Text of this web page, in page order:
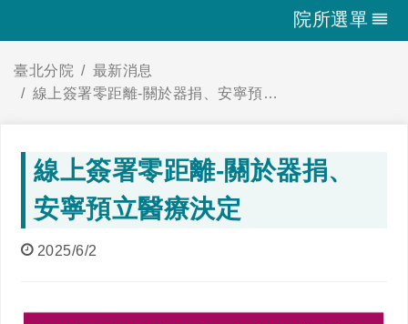
院所選單
臺北分院
最新消息
線上簽署零距離-關於器捐、安寧預立醫療決定
線上簽署零距離-關於器捐、
安寧預立醫療決定
2025/6/2